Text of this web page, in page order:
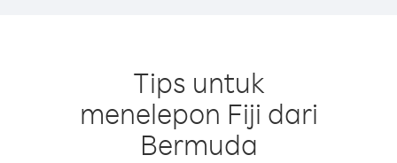
Tips untuk
menelepon Fiji dari
Bermuda